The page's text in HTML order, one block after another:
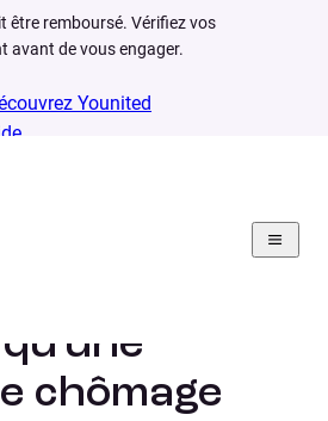
être remboursé. Vérifiez vos
avant de vous engager.
Younited
chômage